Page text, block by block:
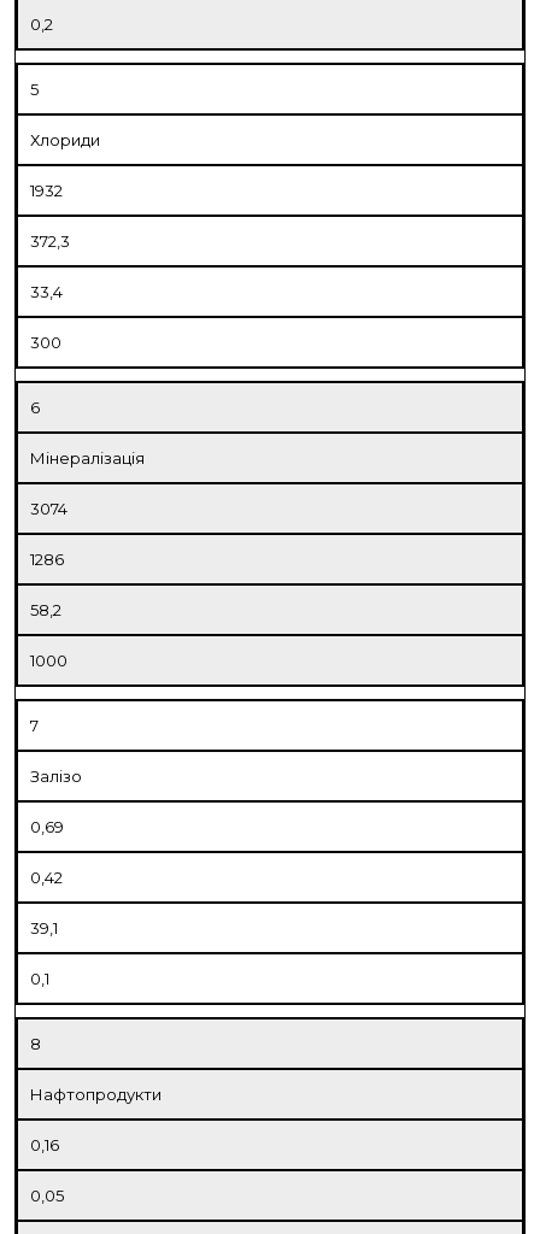
0,2
5
Хлориди
1932
372,3
33,4
300
6
Мінералізація
3074
1286
58,2
1000
7
Залізо
0,69
0,42
39,1
0,1
8
Нафтопродукти
0,16
0,05